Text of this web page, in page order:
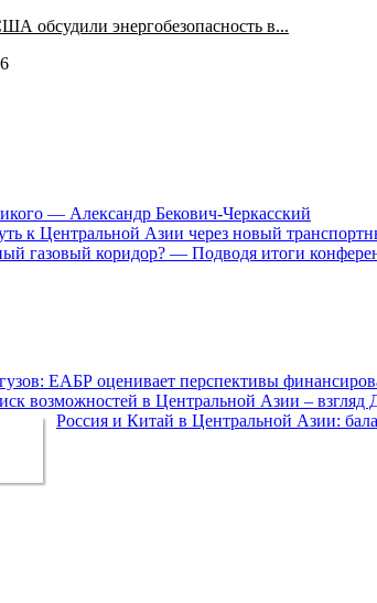
обсудили энергобезопасность в...
— Александр Бекович-Черкасский
к Центральной Азии через новый
газовый коридор? — Подводя итоги
ЕАБР оценивает перспективы
возможностей в Центральной Азии – взгляд
Россия и Китай в Центральной Азии: